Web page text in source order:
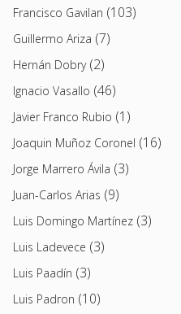
Francisco Gavilan (103)
Guillermo Ariza (7)
Hernán Dobry(2)
Ignacio Vasallo (46)
Javier Franco Rubio (1)
Joaquin Muñoz Coronel (16)
Jorge Marrero Ávila (3)
Juan-Carlos Arias (9)
Luis Domingo Martínez (3)
Luis Ladevece (3)
Luis Paadín (3)
Luis Padron (10)